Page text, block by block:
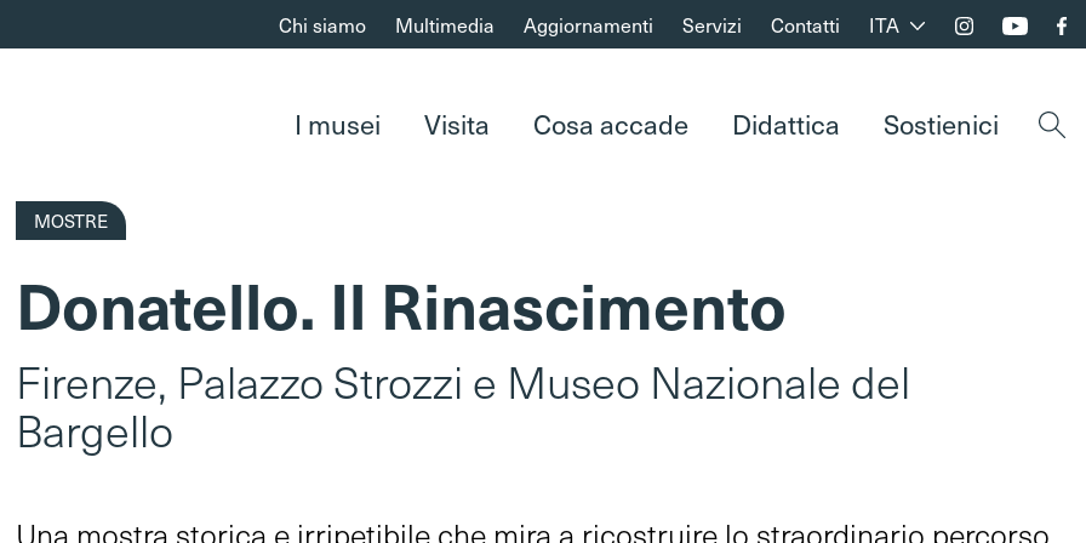
Chi siamo Multimedia Aggiornamenti Servizi Contatti ITA
I musei Visita Cosa accade Didattica Sostienici Apri
MOSTRE
Donatello. Il Rinascimento
Firenze, Palazzo Strozzi e Museo Nazionale del
Bargello
Una mostra storica e irripetibile che mira a ricostruire lo straordinario percorso